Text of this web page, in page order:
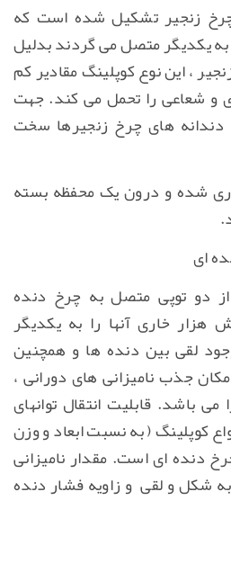
زنجیر تشکیل شده است که
یکدیگر متصل می گردند بدلیل
، این نوع کوپلینگ مقادیر کم
و شعاعی را تحمل می کند. جهت
دندانه های چرخ زنجیرها سخت
شده و درون یک محفظه بسته
دو توپی متصل به چرخ دنده
خاری آنها را به یکدیگر
لقی بین دنده ها و همچنین
جذب نامیزانی های دورانی ،
باشد. قابلیت انتقال توانهای
کوپلینگ ( به نسبت ابعاد و وزن
دنده ای است. مقدار نامیزانی
به شکل و لقی و زاویه فشار دنده